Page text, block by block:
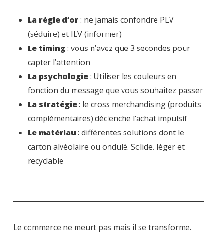
La règle d’or: ne jamais confondre PLV
(séduire) et ILV (informer)
Le timing: vous n’avez que 3 secondes pour
capter l’attention
La psychologie: Utiliser les couleurs en
fonction du message que vous souhaitez passer
La stratégie: le cross merchandising (produits
complémentaires) déclenche l’achat impulsif
Le matériau : différentes solutions dont le
carton alvéolaire ou ondulé. Solide, léger et
recyclable
Le commerce ne meurt pas mais il se transforme.